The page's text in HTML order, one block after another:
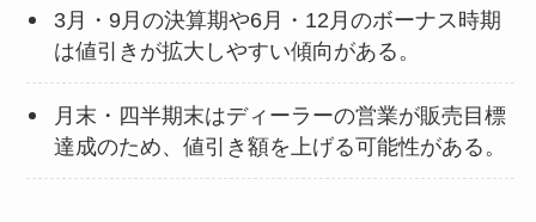
3月・9月の決算期や6月・12月のボーナス時期
は値引きが拡大しやすい傾向がある。
月末・四半期末はディーラーの営業が販売目標
達成のため、値引き額を上げる可能性がある。